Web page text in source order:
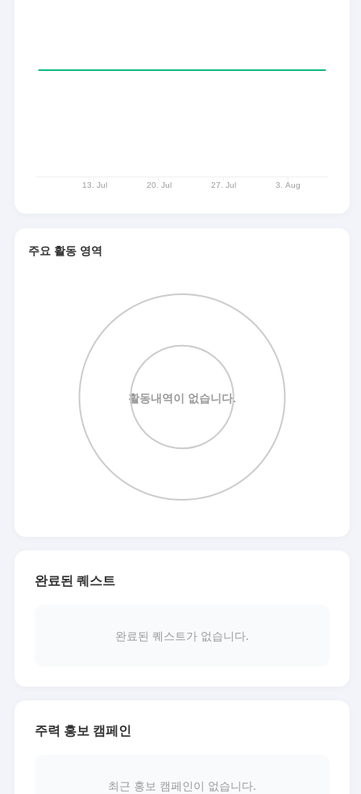
주요 활동 영역
완료된 퀘스트
완료된 퀘스트가 없습니다.
주력 홍보 캠페인
최근 홍보 캠페인이 없습니다.